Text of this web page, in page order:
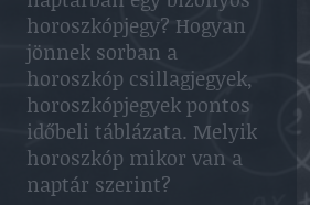
horoszkópjegy? Hogyan
jönnek sorban a
horoszkóp csillagjegyek,
horoszkópjegyek pontos
időbeli táblázata. Melyik
horoszkóp mikor van a
naptár szerint?